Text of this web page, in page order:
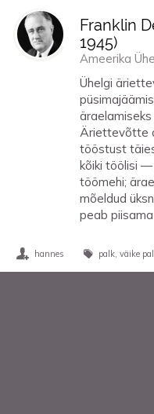
Franklin
1945)
Ameerika
Ühelgi
äraelamiseks
Äriettevõtte
tööstust
kõiki töölisi —
töömehi;
mõeldud
peab piisama
hannes palk väike